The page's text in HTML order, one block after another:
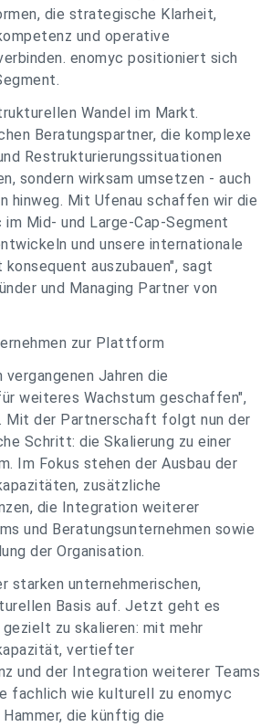
die strategische Klarheit,
und operative
enomyc positioniert sich
Wandel im Markt.
Beratungspartner, die komplexe
Restrukturierungssituationen
sondern wirksam umsetzen - auch
hinweg. Mit Ufenau schaffen wir die
im Mid- und Large-Cap-Segment
und unsere internationale
auszubauen", sagt
und Managing Partner von
zur Plattform
Jahren die
weiteres Wachstum geschaffen",
Mit der Partnerschaft folgt nun der
Schritt: die Skalierung zu einer
Im Fokus stehen der Ausbau der
zusätzliche
die Integration weiterer
und Beratungsunternehmen sowie
der Organisation.
starken unternehmerischen,
Basis auf. Jetzt geht es
gezielt zu skalieren: mit mehr
vertiefter
und der Integration weiterer Teams
fachlich wie kulturell zu enomyc
die künftig die